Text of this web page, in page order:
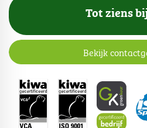
Tot ziens
Bekijk